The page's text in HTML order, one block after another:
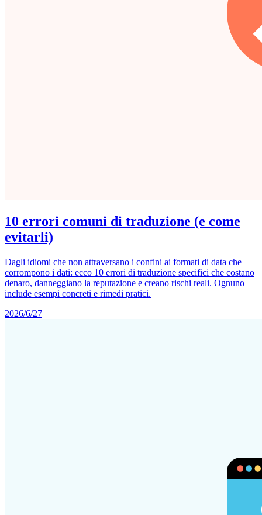
10 errori comuni di traduzione (e come
evitarli)
Dagli idiomi che non attraversano i confini ai formati di data che
corrompono i dati: ecco 10 errori di traduzione specifici che costano
denaro, danneggiano la reputazione e creano rischi reali. Ognuno
include esempi concreti e rimedi pratici.
2026/6/27